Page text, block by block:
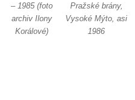
– 1985 (foto
archiv Ilony
Korálové)
Pražské brány,
Vysoké Mýto, asi
1986